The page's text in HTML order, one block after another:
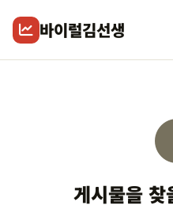
바이럴김선생
게시물을